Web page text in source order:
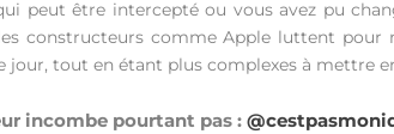
peut être intercepté ou vous avez pu
constructeurs comme Apple luttent pour
tout en étant plus complexes à mettre
incombe pourtant pas :